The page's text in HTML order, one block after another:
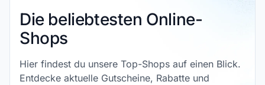
Die beliebtesten Online-
Shops
Hier findest du unsere Top-Shops auf einen Blick.
Entdecke aktuelle Gutscheine, Rabatte und